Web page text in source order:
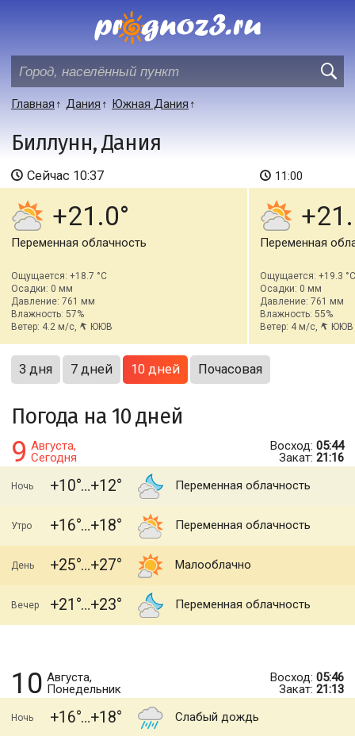
Главная Дания Южная Дания
Биллунн, Дания
Сейчас 10:37
+21.0
Переменная облачность
Ощущается: +18.7 °C
Осадки: 0 мм
Давление: 761 мм
Влажность: 57%
Ветер: 4.2 м/с,
ЮЮВ
11:00
Переменная
Ощущается: +19.3 °C
Осадки: 0 мм
Давление: 761 мм
Влажность: 55%
Ветер: 4 м/с,
ЮЮВ
3 дня 7 дней 10 дней Почасовая
Погода на 10 дней
9 Августа,
Сегодня
Восход: 05:44
Закат: 21:16
Ночь +10 +12 Переменная облачность
Утро +16 +18 Переменная облачность
День +25 +27 Малооблачно
Вечер +21 +23 Переменная облачность
10 Августа,
Понедельник
Восход: 05:46
Закат: 21:13
Ночь +16 +18 Слабый дождь